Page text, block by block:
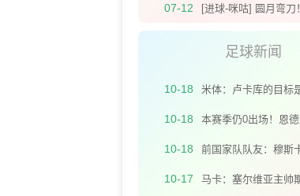
07-12
[进球-咪咕] 圆月弯刀
足球新闻
10-18
米体：卢卡库的目标
杯对AC米兰时回归
10-18
本赛季仍0出场！恩
比赛间歇与妻子去摩
10-18
前国家队队友：穆斯
波执教更灵活，流浪
10-17
马卡：塞尔维亚主帅